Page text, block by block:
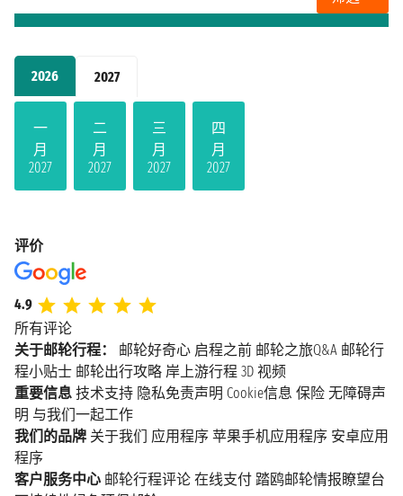
2026 2027
一
月
2027
二
月
2027
三
月
2027
四
月
2027
评价
4.9
所有评论
关于邮轮行程：
邮轮好奇心 启程之前 邮轮之旅Q&A 邮轮行
程小贴士 邮轮出行攻略 岸上游行程 3D 视频
重要信息 技术支持 隐私免责声明 Cookie信息 保险 无障碍声
明 与我们一起工作
我们的品牌 关于我们 应用程序 苹果手机应用程序 安卓应用
程序
客户服务中心 邮轮行程评论 在线支付 踏鸥邮轮情报瞭望台